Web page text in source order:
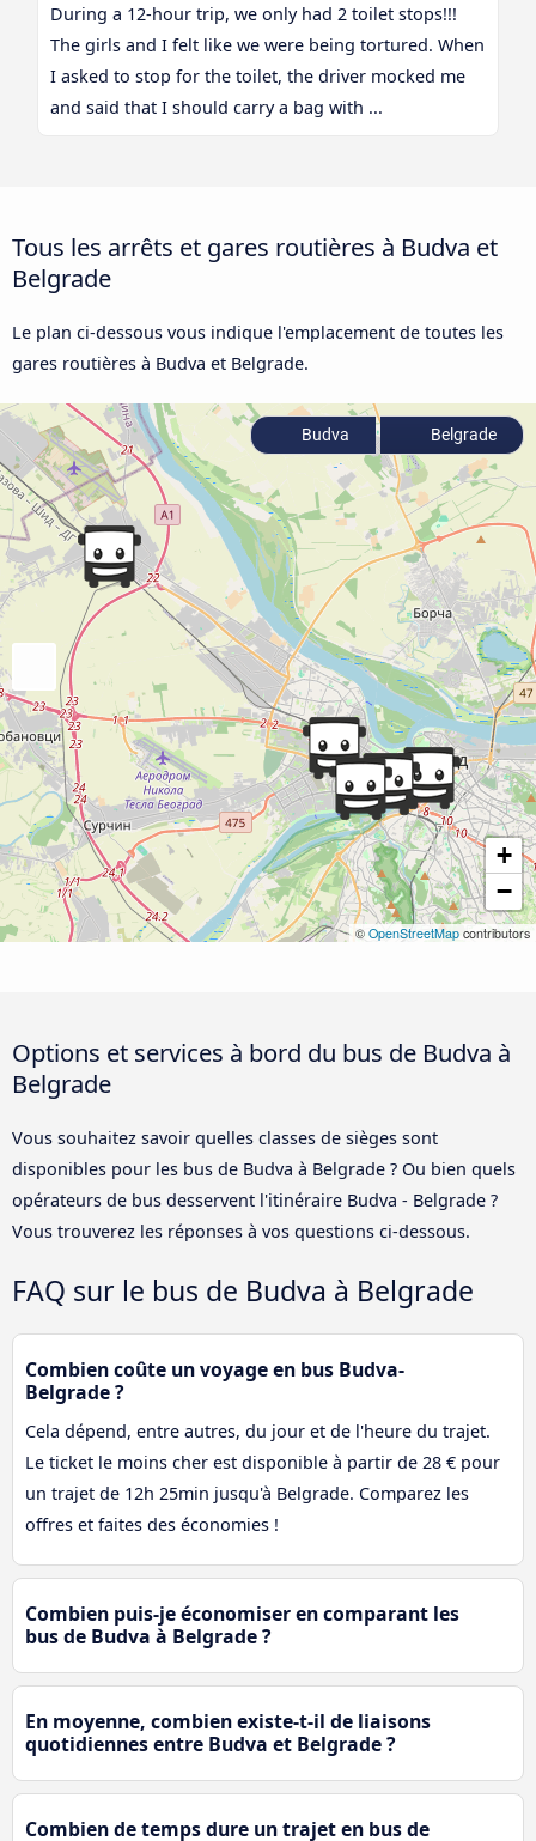
During a 12-hour trip, we only had 2 toilet stops!!!
The girls and I felt like we were being tortured. When
I asked to stop for the toilet, the driver mocked me
and said that I should carry a bag with ...
Tous les arrêts et gares routières à Budva et
Belgrade
Le plan ci-dessous vous indique l'emplacement de toutes les
gares routières à Budva et Belgrade.
+
−
© OpenStreetMap contributors
Budva Belgrade
Options et services à bord du bus de Budva à
Belgrade
Vous souhaitez savoir quelles classes de sièges sont
disponibles pour les bus de Budva à Belgrade ? Ou bien quels
opérateurs de bus desservent l'itinéraire Budva - Belgrade ?
Vous trouverez les réponses à vos questions ci-dessous.
FAQ sur le bus de Budva à Belgrade
Combien coûte un voyage en bus Budva-
Belgrade ?
Cela dépend, entre autres, du jour et de l'heure du trajet.
Le ticket le moins cher est disponible à partir de 28 € pour
un trajet de 12h 25min jusqu'à Belgrade. Comparez les
offres et faites des économies !
Combien puis-je économiser en comparant les
bus de Budva à Belgrade ?
En moyenne, combien existe-t-il de liaisons
quotidiennes entre Budva et Belgrade ?
Combien de temps dure un trajet en bus de